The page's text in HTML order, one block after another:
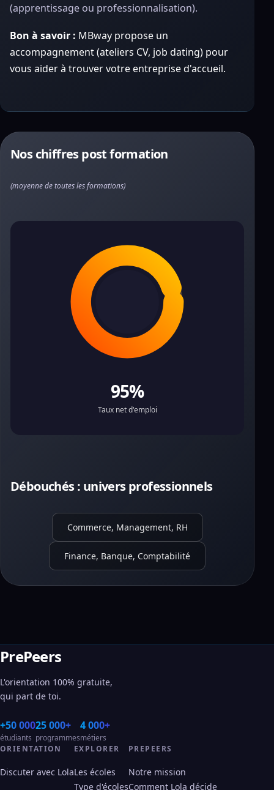
(apprentissage ou professionnalisation).
Bon à savoir : MBway propose un
accompagnement (ateliers CV, job dating) pour
vous aider à trouver votre entreprise d'accueil.
Nos chiffres post formation
(moyenne de toutes les formations)
95%
Taux net d'emploi
Débouchés : univers professionnels
Commerce, Management, RH
Finance, Banque, Comptabilité
PrePeers
L'orientation 100% gratuite,
qui part de toi.
+50 000
étudiants
25 000+
programmes
4 000+
métiers
ORIENTATION
Discuter avec Lola
EXPLORER
Les écoles
Type d'écoles
PREPEERS
Notre mission
Comment Lola décide